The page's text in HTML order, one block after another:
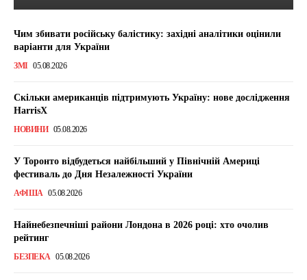
Чим збивати російську балістику: західні аналітики оцінили
варіанти для України
ЗМІ 05.08.2026
Скільки американців підтримують Україну: нове дослідження
HarrisX
НОВИНИ 05.08.2026
У Торонто відбудеться найбільший у Північній Америці
фестиваль до Дня Незалежності України
АФІША 05.08.2026
Найнебезпечніші райони Лондона в 2026 році: хто очолив
рейтинг
БЕЗПЕКА 05.08.2026